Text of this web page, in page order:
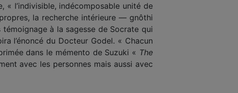
l’indivisible, indécomposable unité de
la recherche intérieure — gnôthi
à la sagesse de Socrate qui
l’énoncé du Docteur Godel. « Chacun
dans le mémento de Suzuki « The
avec les personnes mais aussi avec